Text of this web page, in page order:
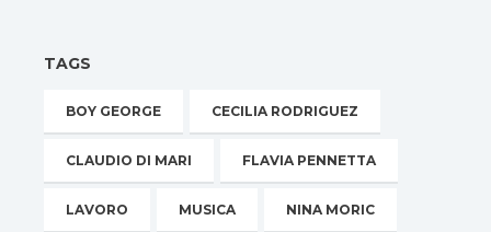
TAGS
BOY GEORGE CECILIA RODRIGUEZ
CLAUDIO DI MARI FLAVIA PENNETTA
LAVORO MUSICA NINA MORIC